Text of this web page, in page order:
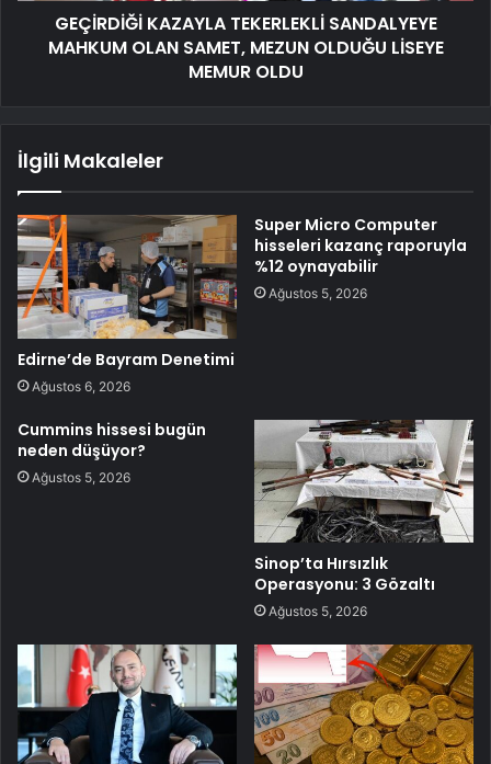
GEÇİRDİĞİ KAZAYLA TEKERLEKLİ SANDALYEYE
MAHKUM OLAN SAMET, MEZUN OLDUĞU LİSEYE
MEMUR OLDU
İlgili Makaleler
Edirne’de Bayram Denetimi
Ağustos 6, 2026
Super Micro Computer
hisseleri kazanç raporuyla
%12 oynayabilir
Ağustos 5, 2026
Cummins hissesi bugün
neden düşüyor?
Ağustos 5, 2026
Sinop’ta Hırsızlık
Operasyonu: 3 Gözaltı
Ağustos 5, 2026